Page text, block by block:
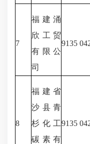
7
福建涌
欣工贸
有限公
司
9135
8
福建省
沙县青
杉化工
碳素有
9135